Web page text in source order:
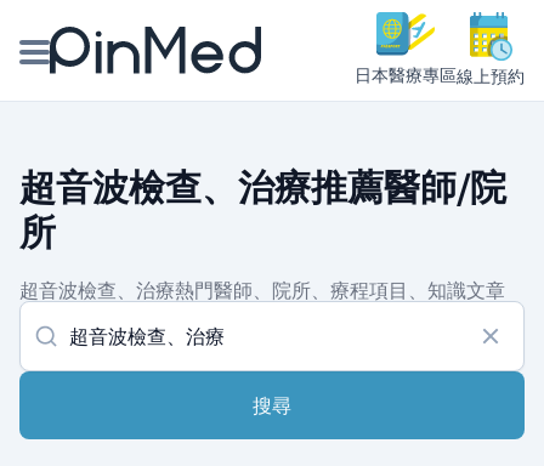
日本醫療專區線上預約
醫師專欄專訪
健康主題館
我是醫療人員
超音波檢查、治療推薦醫師/院
所
超音波檢查、治療熱門醫師、院所、療程項目、知識文章
搜尋